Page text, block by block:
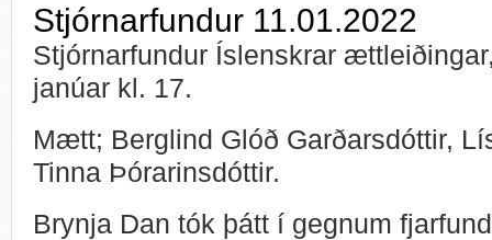
Stjórnarfundur 11.01.2022
Stjórnarfundur Íslenskrar
janúar kl. 17.
Mætt; Berglind Glóð Garðarsdóttir,
Tinna Þórarinsdóttir.
Brynja Dan tók þátt í gegnum